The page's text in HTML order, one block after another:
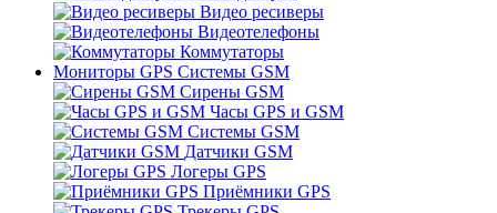
Видео ресиверы
Видеотелефоны
Коммутаторы
Мониторы GPS Системы GSM
Сирены GSM
Часы GPS и GSM
Системы GSM
Датчики GSM
Логеры GPS
Приёмники GPS